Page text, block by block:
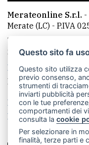
Merateonline S.r.l. -
Merate (LC) - P.IVA
Telefono:
mail:
La redazione
Made by VIP
Privacy policy
Rivedi le tue scelte
Questo sito fa
Questo sito utilizza
previo consenso,
strumenti di
inviarti pubblicità
con le tue
comportamenti dei
consulta lacookie
Per selezionare in
finalità, terze parti e